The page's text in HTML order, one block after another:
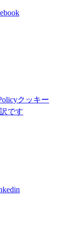
クッキー
です